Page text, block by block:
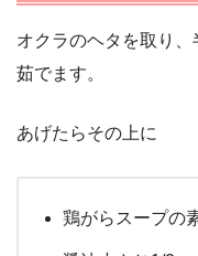
オクラのヘタを取り
茹でます。
あげたらその上に
鶏がらスープの